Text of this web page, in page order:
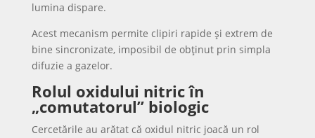
lumina dispare.
Acest mecanism permite clipiri rapide și extrem de
bine sincronizate, imposibil de obținut prin simpla
difuzie a gazelor.
Rolul oxidului nitric în
„comutatorul” biologic
Cercetările au arătat că oxidul nitric joacă un rol